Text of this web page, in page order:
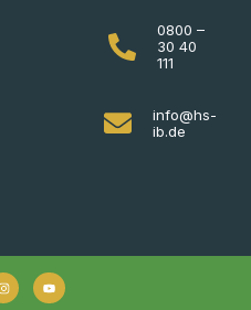
0800 –
30 40
111
info@hs-
ib.de